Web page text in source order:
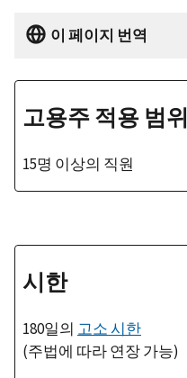
이 페이지 번역
고용주 적용 범위
15명 이상의 직원
시한
180일의 고소 시한
(주법에 따라 연장 가능)